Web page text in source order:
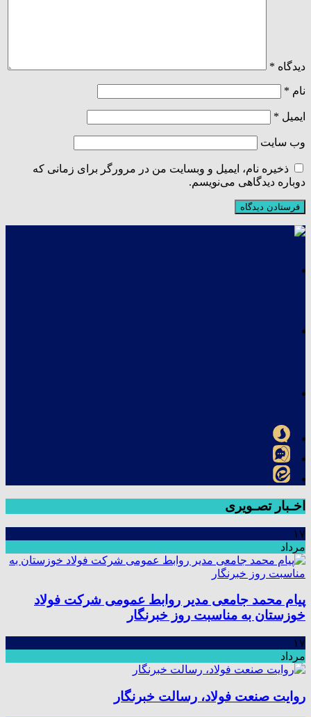
دیدگاه *
نام *
ایمیل *
وب‌ سایت
ذخیره نام، ایمیل و وبسایت من در مرورگر برای زمانی که
دوباره دیدگاهی می‌نویسم.
اخـبار تصـویری
۱۷
مرداد
پیام محمد جامعی مدیر روابط عمومی شرکت فولاد
خوزستان به مناسبت روز خبرنگار
۱۷
مرداد
روایت صنعت فولاد،‌ رسالت خبرنگار